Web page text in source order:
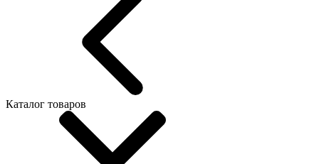
Каталог товаров